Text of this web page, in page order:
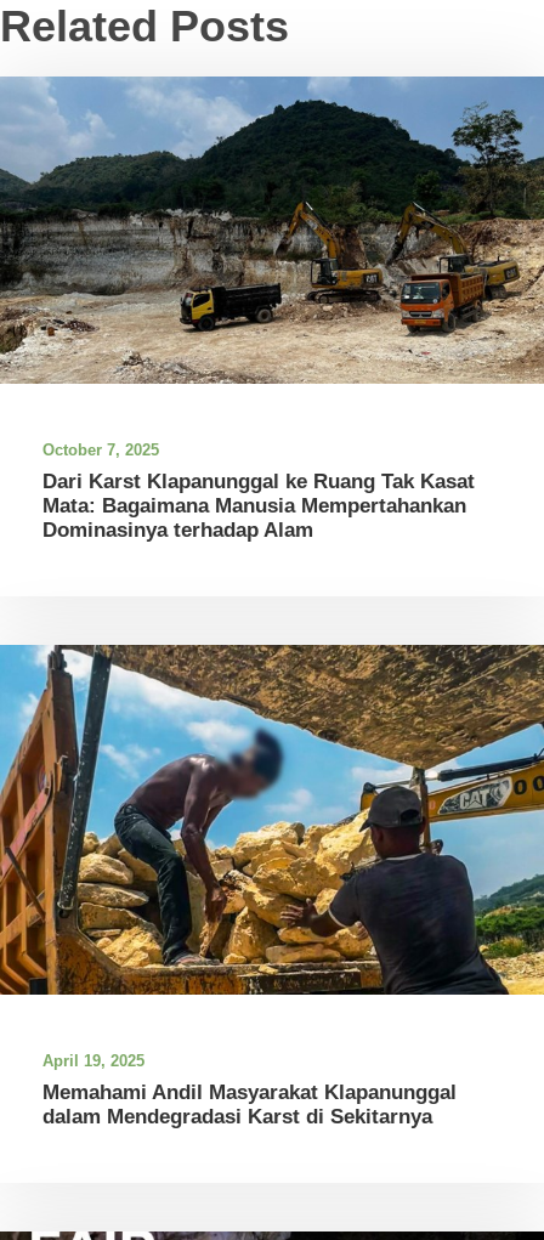
Related Posts
October 7, 2025
Dari Karst Klapanunggal ke Ruang Tak Kasat
Mata: Bagaimana Manusia Mempertahankan
Dominasinya terhadap Alam
April 19, 2025
Memahami Andil Masyarakat Klapanunggal
dalam Mendegradasi Karst di Sekitarnya